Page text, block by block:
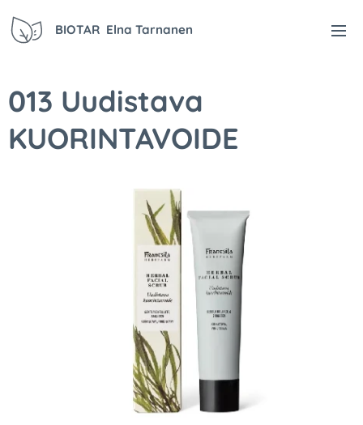
BIOTAR Elna Tarnanen
013 Uudistava
KUORINTAVOIDE